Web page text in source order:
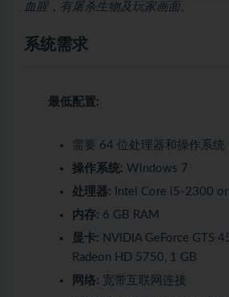
血腥，有屠杀生物及玩家画面。
系统需求
最低配置:
需要 64 位处理器和操作系统
操作系统: Windows 7
处理器: Intel Core i5-2300
内存: 6 GB RAM
显卡: NVIDIA GeForce GTS
Radeon HD 5750, 1 GB
网络: 宽带互联网连接